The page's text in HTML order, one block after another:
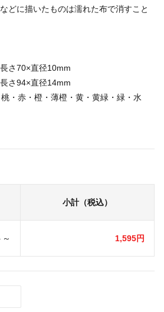
どに描いたものは濡れた布で消すこと
さ70×直径10mm
さ94×直径14mm
・赤・橙・薄橙・黄・黄緑・緑・水
小計（税込）
1,595円